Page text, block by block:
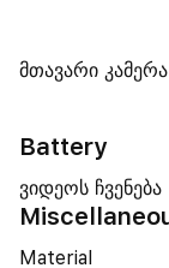
მთავარი კამერა
Battery
ვიდეოს ჩვენება
Material